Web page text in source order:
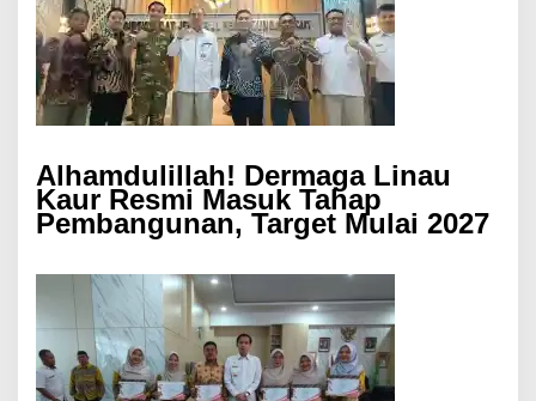
Alhamdulillah! Dermaga Linau
Kaur Resmi Masuk Tahap
Pembangunan, Target Mulai 2027